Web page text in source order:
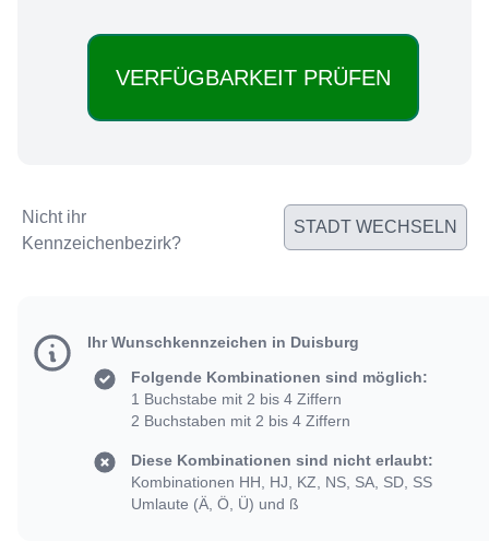
Nicht ihr
Kennzeichenbezirk?
STADT WECHSELN
Ihr Wunschkennzeichen in Duisburg
Folgende Kombinationen sind möglich:
1 Buchstabe mit 2 bis 4 Ziffern
2 Buchstaben mit 2 bis 4 Ziffern
Diese Kombinationen sind nicht erlaubt:
Kombinationen HH, HJ, KZ, NS, SA, SD, SS
Umlaute (Ä, Ö, Ü) und ß